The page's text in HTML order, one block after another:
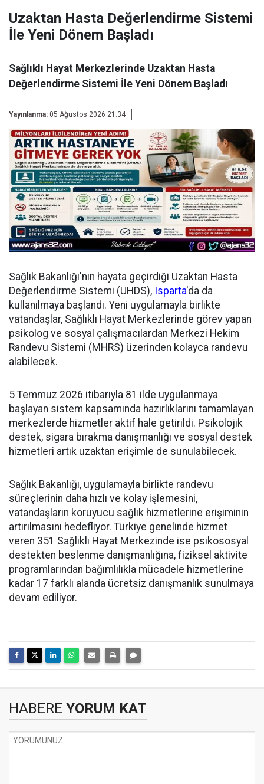
Uzaktan Hasta Değerlendirme Sistemi
İle Yeni Dönem Başladı
Sağlıklı Hayat Merkezlerinde Uzaktan Hasta
Değerlendirme Sistemi İle Yeni Dönem Başladı
Yayınlanma: 05 Ağustos 2026 21:34
Sağlık Bakanlığı'nın hayata geçirdiği Uzaktan Hasta
Değerlendirme Sistemi (UHDS), Isparta'da da
kullanılmaya başlandı. Yeni uygulamayla birlikte
vatandaşlar, Sağlıklı Hayat Merkezlerinde görev yapan
psikolog ve sosyal çalışmacılardan Merkezi Hekim
Randevu Sistemi (MHRS) üzerinden kolayca randevu
alabilecek.
5 Temmuz 2026 itibarıyla 81 ilde uygulanmaya
başlayan sistem kapsamında hazırlıklarını tamamlayan
merkezlerde hizmetler aktif hale getirildi. Psikolojik
destek, sigara bırakma danışmanlığı ve sosyal destek
hizmetleri artık uzaktan erişimle de sunulabilecek.
Sağlık Bakanlığı, uygulamayla birlikte randevu
süreçlerinin daha hızlı ve kolay işlemesini,
vatandaşların koruyucu sağlık hizmetlerine erişiminin
artırılmasını hedefliyor. Türkiye genelinde hizmet
veren 351 Sağlıklı Hayat Merkezinde ise psikososyal
destekten beslenme danışmanlığına, fiziksel aktivite
programlarından bağımlılıkla mücadele hizmetlerine
kadar 17 farklı alanda ücretsiz danışmanlık sunulmaya
devam ediliyor.
HABERE YORUM KAT